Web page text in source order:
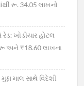
રૂ. 34.05 લાખનો
ખોડીયાર હોટલ
અને ₹18.60 લાખના
માલ સાથે વિદેશી